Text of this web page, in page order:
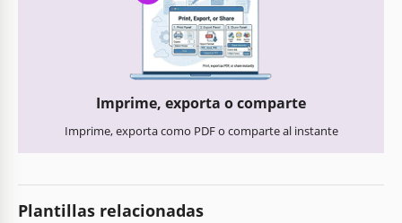
Imprime, exporta o comparte
Imprime, exporta como PDF o comparte al instante
Plantillas relacionadas